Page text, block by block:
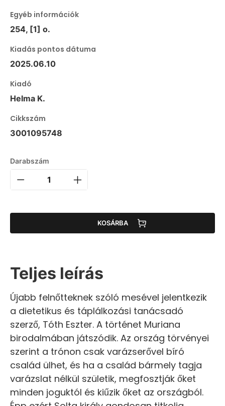
Egyéb információk
254, [1] o.
Kiadás pontos dátuma
2025.06.10
Kiadó
Helma K.
Cikkszám
3001095748
Darabszám
KOSÁRBA
Teljes leírás
Újabb felnőtteknek szóló mesével jelentkezik
a dietetikus és táplálkozási tanácsadó
szerző, Tóth Eszter. A történet Muriana
birodalmában játszódik. Az ország törvényei
szerint a trónon csak varázserővel bíró
család ülhet, és ha a család bármely tagja
varázslat nélkül születik, megfosztják őket
minden joguktól és kiűzik őket az országból.